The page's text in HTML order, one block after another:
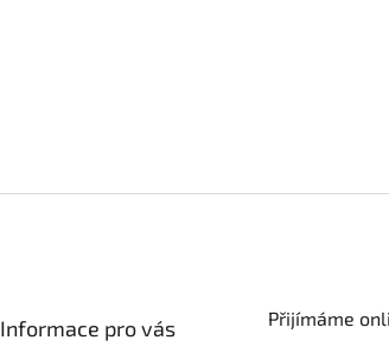
Informace pro vás Přijímáme